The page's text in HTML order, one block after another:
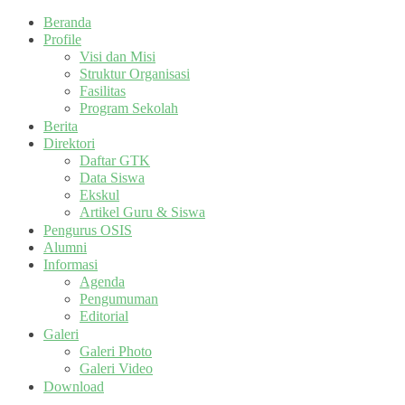
Beranda
Profile
Visi dan Misi
Struktur Organisasi
Fasilitas
Program Sekolah
Berita
Direktori
Daftar GTK
Data Siswa
Ekskul
Artikel Guru & Siswa
Pengurus OSIS
Alumni
Informasi
Agenda
Pengumuman
Editorial
Galeri
Galeri Photo
Galeri Video
Download